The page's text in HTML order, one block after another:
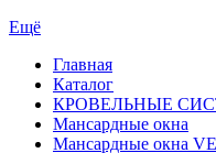
Ещё
Главная
Каталог
КРОВЕЛЬНЫЕ
Мансардные окна
Мансардные окна